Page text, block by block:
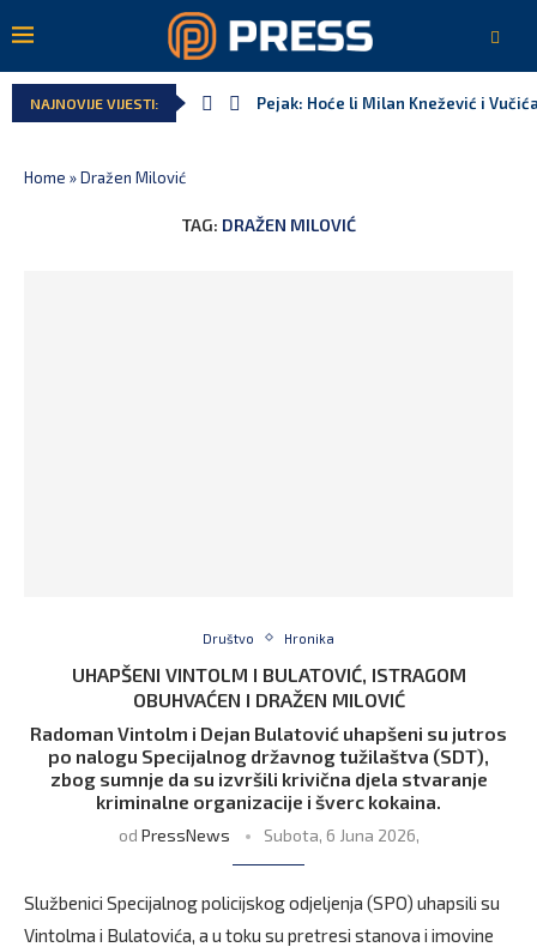
NAJNOVIJE VIJESTI: Pejak: Hoće li Milan Knežević i
Home »Dražen Milović
TAG: DRAŽEN MILOVIĆ
Društvo Hronika
UHAPŠENI VINTOLM I BULATOVIĆ, ISTRAGOM
OBUHVAĆEN I DRAŽEN MILOVIĆ
Radoman Vintolm i Dejan Bulatović uhapšeni su jutros
po nalogu Specijalnog državnog tužilaštva (SDT),
zbog sumnje da su izvršili krivična djela stvaranje
kriminalne organizacije i šverc kokaina.
od PressNews Subota, 6 Juna 2026,
Službenici Specijalnog policijskog odjeljenja (SPO) uhapsili su
Vintolma i Bulatovića, a u toku su pretresi stanova i imovine